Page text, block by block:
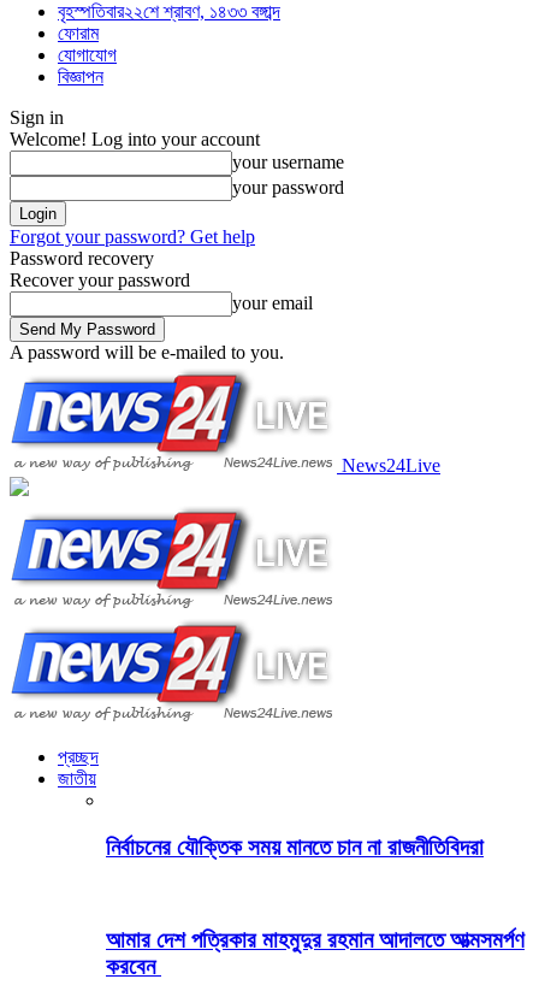
বৃহস্পতিবার২২শে শ্রাবণ, ১৪৩৩ বঙ্গাব্দ
ফোরাম
যোগাযোগ
বিজ্ঞাপন
Sign in
Welcome! Log into your account
your username
your password
Forgot your password? Get help
Password recovery
Recover your password
your email
A password will be e-mailed to you.
News24Live
প্রচ্ছদ
জাতীয়
নির্বাচনের যৌক্তিক সময় মানতে চান না রাজনীতিবিদরা
আমার দেশ পত্রিকার মাহমুদুর রহমান আদালতে আত্মসমর্পণ
করবেন